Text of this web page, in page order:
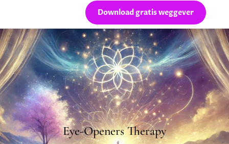
Download gratis weggever
Eye-Openers Therapy